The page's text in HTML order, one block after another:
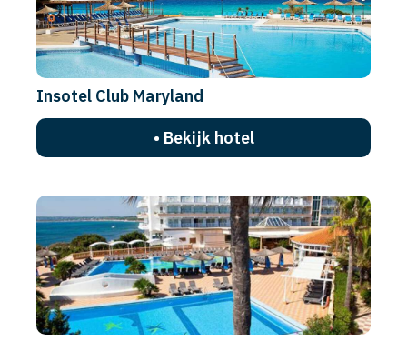
Insotel Club Maryland
• Bekijk hotel